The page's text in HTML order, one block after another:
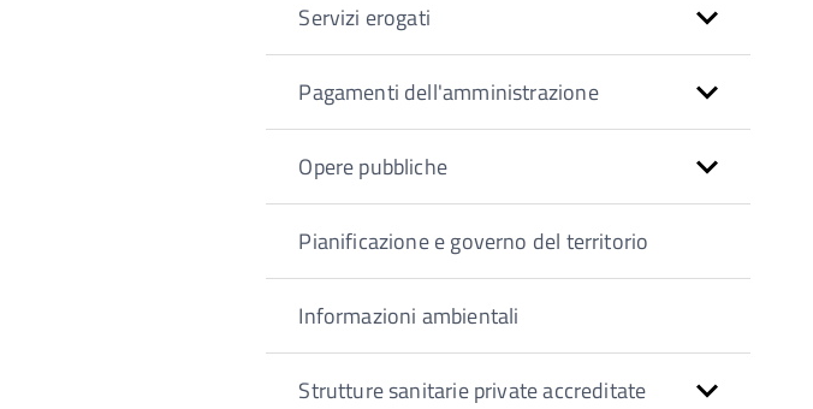
Servizi erogati
Pagamenti dell'amministrazione
Opere pubbliche
Pianificazione e governo del territorio
Informazioni ambientali
Strutture sanitarie private accreditate